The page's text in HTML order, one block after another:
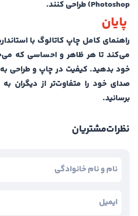
Photoshop) طراحی کنند.
پایان
راهنمای کامل چاپ کاتالوگ با
می‌کند تا هر ظاهر و احساسی که
خود بدهید. کیفیت در چاپ و طراحی
صدای خود را متفاوت‌تر از
برسانید.
نظراتمشتریان